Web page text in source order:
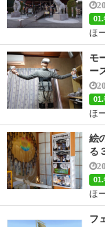
ほ
モ
ー
ほ
絵
る
ほ
フ